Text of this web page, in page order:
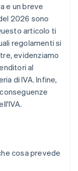
e un breve
2026 sono
articolo ti
regolamenti si
evidenziamo
al
di IVA. Infine,
cosa prevede